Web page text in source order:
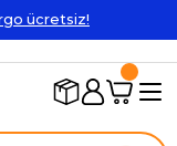
ücretsiz!